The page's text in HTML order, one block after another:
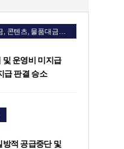
기업자문, 용역계약, 물품대금, 콘텐츠, 물품대금청구소송, 용역비청구소송
및 운영비 미지급
급 판결 승소
방적 공급중단 및